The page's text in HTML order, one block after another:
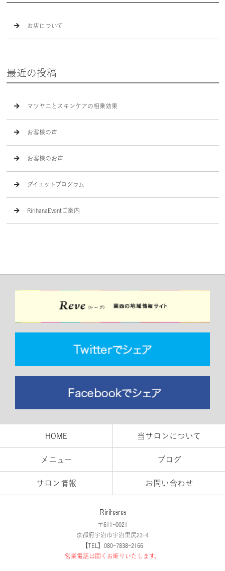
お店について
最近の投稿
マツヤニとスキンケアの相乗効果
お客様の声
お客様のお声
ダイエットプログラム
RirihanaEventご案内
HOME 当サロンについて
メニュー ブログ
サロン情報 お問い合わせ
Ririhana
〒611-0021
京都府宇治市宇治里尻23-4
【TEL】080-7838-2166
営業電話は固くお断りいたします。